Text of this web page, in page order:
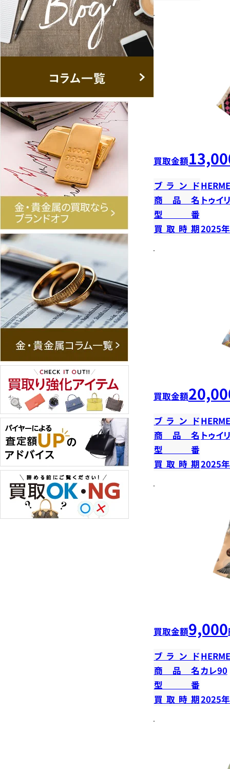
買取金額
ブランド
商品名 トゥイ
型番
買取時期2025
買取金額
ブランド
商品名 トゥイ
型番
買取時期2025
買取金額9,000
ブランド
商品名 カレ90
型番
買取時期2025